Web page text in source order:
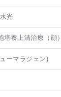
光
培養上清治療（顔）
ーマラジェン)